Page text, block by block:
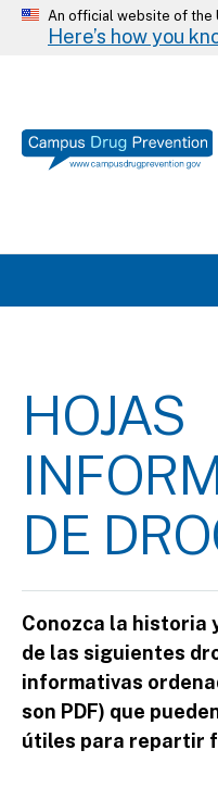
An official website of the
Here’s how you
HOJAS
DE
Conozca la historia
de las siguientes
informativas
son PDF) que
útiles para repartir